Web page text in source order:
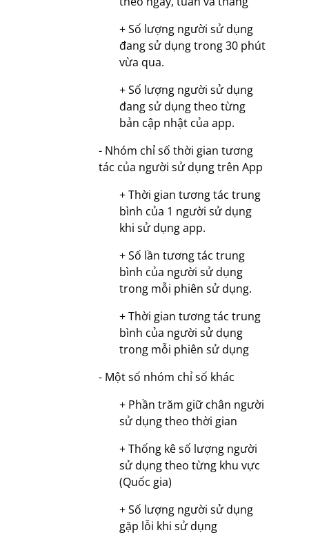
+ Số lượng người sử dụng
đang sử dụng trong 30 phút
vừa qua.
+ Số lượng người sử dụng
đang sử dụng theo từng
bản cập nhật của app.
- Nhóm chỉ số thời gian tương
tác của người sử dụng trên App
+ Thời gian tương tác trung
bình của 1 người sử dụng
khi sử dụng app.
+ Số lần tương tác trung
bình của người sử dụng
trong mỗi phiên sử dụng.
+ Thời gian tương tác trung
bình của người sử dụng
trong mỗi phiên sử dụng
- Một số nhóm chỉ số khác
+ Phần trăm giữ chân người
sử dụng theo thời gian
+ Thống kê số lượng người
sử dụng theo từng khu vực
(Quốc gia)
+ Số lượng người sử dụng
gặp lỗi khi sử dụng